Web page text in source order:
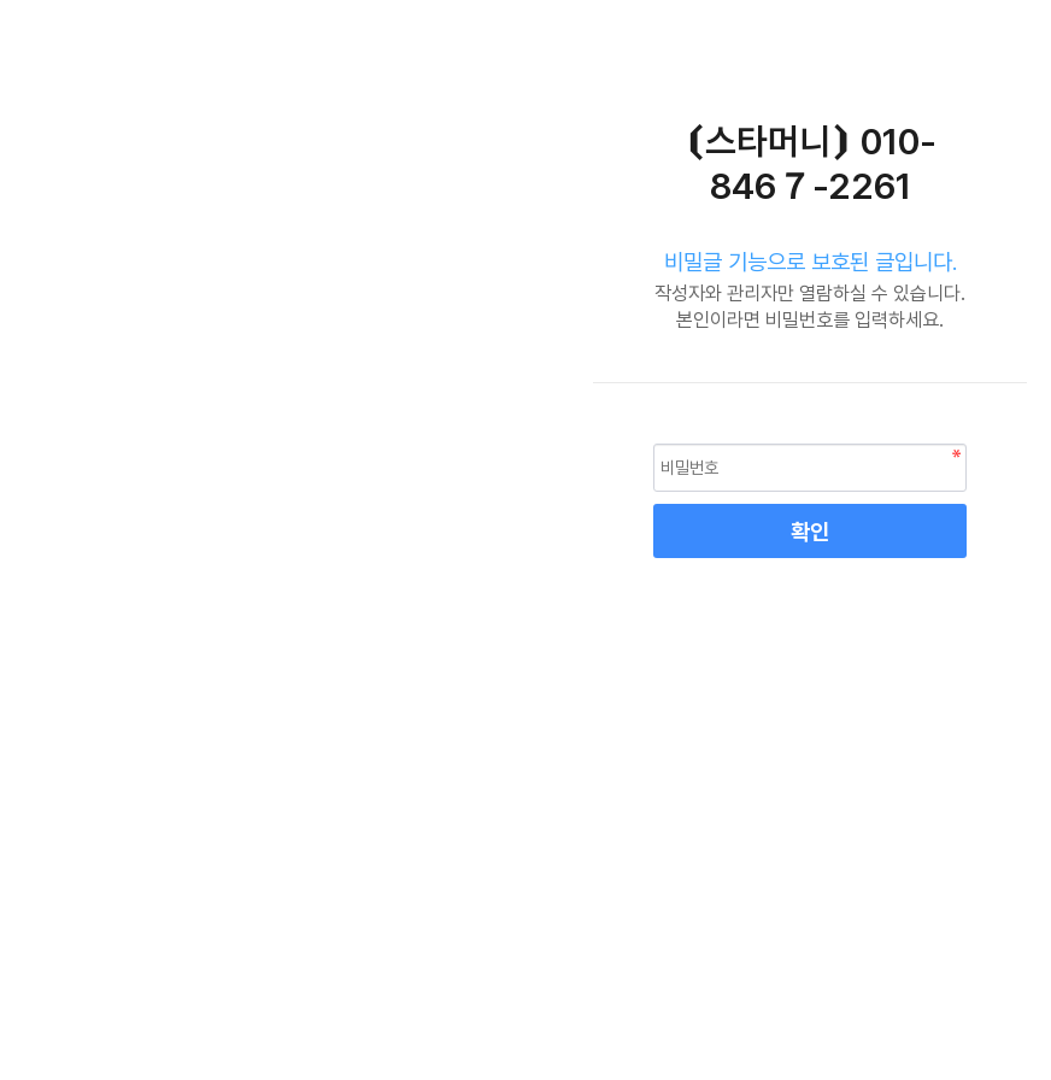
⦗스타머니⦘ 010-
846７-2261
비밀글 기능으로 보호된 글입니다.
작성자와 관리자만 열람하실 수 있습니다.
본인이라면 비밀번호를 입력하세요.